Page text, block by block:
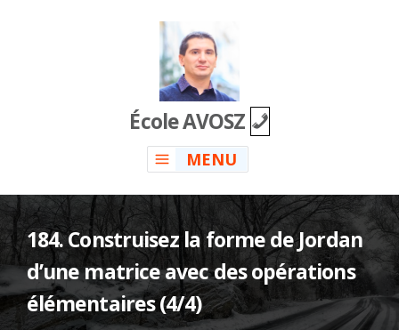
École AVOSZ
MENU
184. Construisez la forme de Jordan
d’une matrice avec des opérations
élémentaires (4/4)